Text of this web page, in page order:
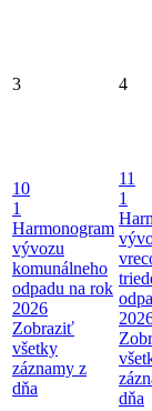
3 4
10
1
Harmonogram
vývozu
komunálneho
odpadu na rok
2026
Zobraziť
všetky
záznamy z
dňa
11
1
dňa